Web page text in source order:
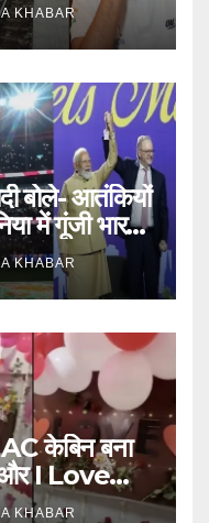
KHABAR
बोले- आतंकियों
में गूंजी भारत
KHABAR
केबिन बना
और I Love
KHABAR